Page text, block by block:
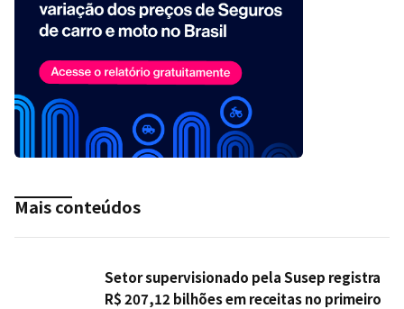
Mais conteúdos
Setor supervisionado pela Susep registra
R$ 207,12 bilhões em receitas no primeiro